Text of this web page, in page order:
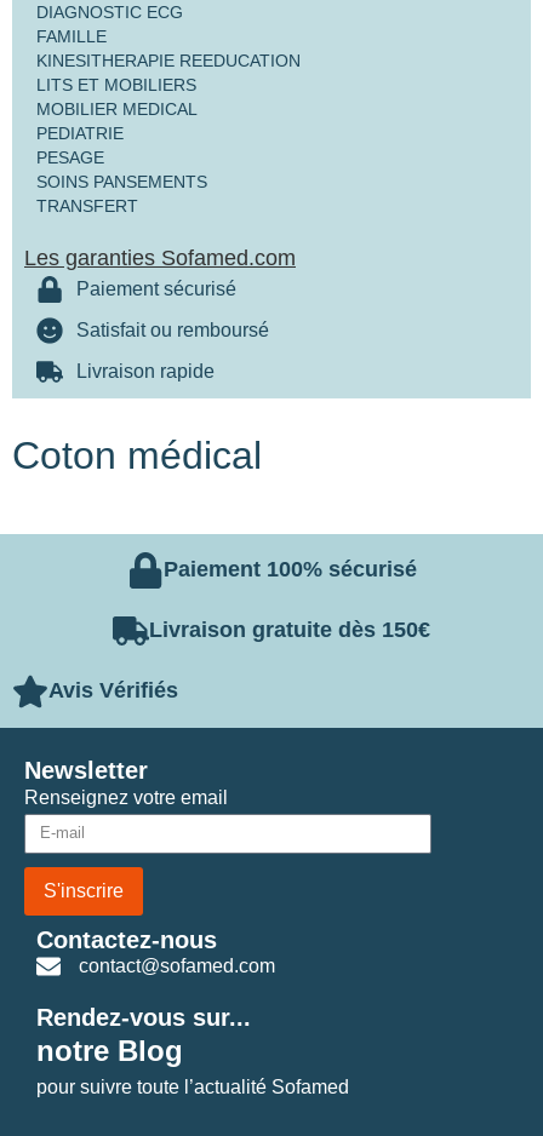
DIAGNOSTIC ECG
FAMILLE
KINESITHERAPIE REEDUCATION
LITS ET MOBILIERS
MOBILIER MEDICAL
PEDIATRIE
PESAGE
SOINS PANSEMENTS
TRANSFERT
Les garanties Sofamed.com
Paiement sécurisé
Satisfait ou remboursé
Livraison rapide
Coton médical
Paiement 100% sécurisé
Livraison gratuite dès 150€
Avis Vérifiés
Renseignez votre email
S'inscrire
Newsletter
Contactez-nous
contact@sofamed.com
Rendez-vous sur...
notre Blog
pour suivre toute l’actualité Sofamed